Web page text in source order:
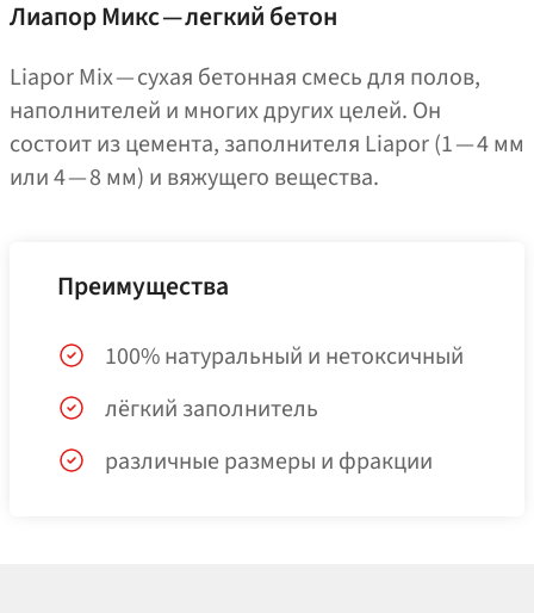
Лиапор Микс — легкий бетон
Liapor Mix — сухая бетонная смесь для полов,
наполнителей и многих других целей. Он
состоит из цемента, заполнителя Liapor (1 — 4 мм
или 4 — 8 мм) и вяжущего вещества.
Преимущества
100% натуральный и нетоксичный
лёгкий заполнитель
различные размеры и фракции